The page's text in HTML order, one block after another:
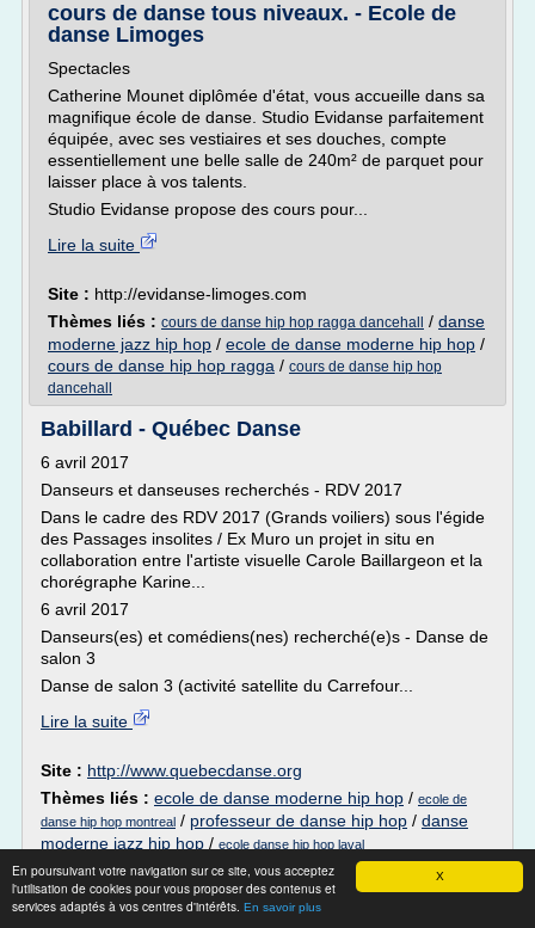
X
En poursuivant votre navigation sur ce site, vous acceptez
l'utilisation de cookies pour vous proposer des contenus et
services adaptés à vos centres d'intérêts. En savoir plus
cours de danse tous niveaux. - Ecole de
danse Limoges
Spectacles
Catherine Mounet diplômée d'état, vous accueille dans sa
magnifique école de danse. Studio Evidanse parfaitement
équipée, avec ses vestiaires et ses douches, compte
essentiellement une belle salle de 240m² de parquet pour
laisser place à vos talents.
Studio Evidanse propose des cours pour...
Lire la suite
Site : http://evidanse-limoges.com
Thèmes liés : cours de danse hip hop ragga dancehall / danse
moderne jazz hip hop / ecole de danse moderne hip hop /
cours de danse hip hop ragga / cours de danse hip hop
dancehall
Babillard - Québec Danse
6 avril 2017
Danseurs et danseuses recherchés - RDV 2017
Dans le cadre des RDV 2017 (Grands voiliers) sous l'égide
des Passages insolites / Ex Muro un projet in situ en
collaboration entre l'artiste visuelle Carole Baillargeon et la
chorégraphe Karine...
6 avril 2017
Danseurs(es) et comédiens(nes) recherché(e)s - Danse de
salon 3
Danse de salon 3 (activité satellite du Carrefour...
Lire la suite
Site : http://www.quebecdanse.org
Thèmes liés : ecole de danse moderne hip hop / ecole de
danse hip hop montreal / professeur de danse hip hop / danse
moderne jazz hip hop / ecole danse hip hop laval
Les professeurs - transendanse.free.fr